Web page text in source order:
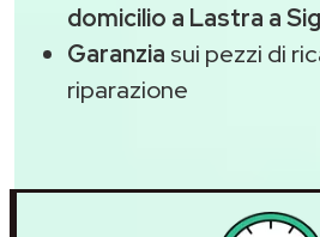
domicilio a Lastra a
Garanzia sui pezzi di
riparazione